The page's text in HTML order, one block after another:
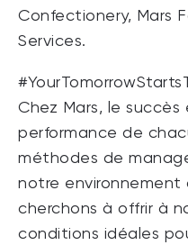
Confectionery, Mars
Services.
Chez Mars, le
performance de
méthodes de
notre environnement
cherchons à offrir à
conditions idéales